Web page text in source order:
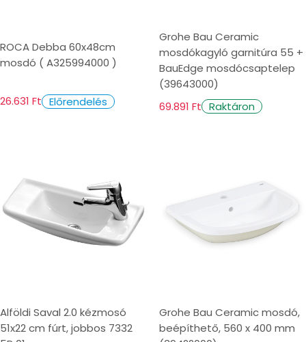
ROCA Debba 60x48cm
mosdó ( A325994000 )
26.631 Ft Előrendelés
Grohe Bau Ceramic
mosdókagyló garnitúra 55 +
BauEdge mosdócsaptelep
(39643000)
69.891 Ft Raktáron
Alföldi Saval 2.0 kézmosó
51x22 cm fúrt, jobbos 7332
Grohe Bau Ceramic mosdó,
beépíthető, 560 x 400 mm